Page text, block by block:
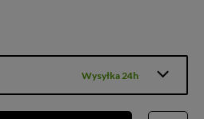
Wysyłka 24h